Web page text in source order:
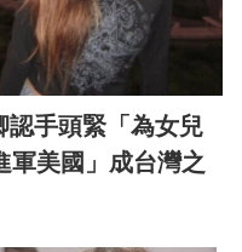
認手頭緊「為女兒
美國」成台灣之